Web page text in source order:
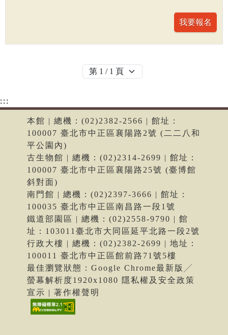
:::
本館 | 總機：(02)2382-2566 | 館址：
100007 臺北市中正區襄陽路2號 (二二八和
平公園內)
古生物館 | 總機：(02)2314-2699 | 館址：
100007 臺北市中正區襄陽路25號 (臺博館
斜對面)
南門館 | 總機：(02)2397-3666 | 館址：
100035 臺北市中正區南昌路一段1號
鐵道部園區 | 總機：(02)2558-9790 | 館
址：103011臺北市大同區延平北路一段2號
行政大樓 | 總機：(02)2382-2699 | 地址：
100011 臺北市中正區館前路71號5樓
最佳瀏覽狀態：Google Chrome最新版╱
螢幕解析度1920x1080 隱私權及安全政策
宣示 | 著作權聲明